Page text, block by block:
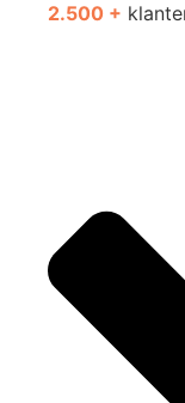
2.500 +